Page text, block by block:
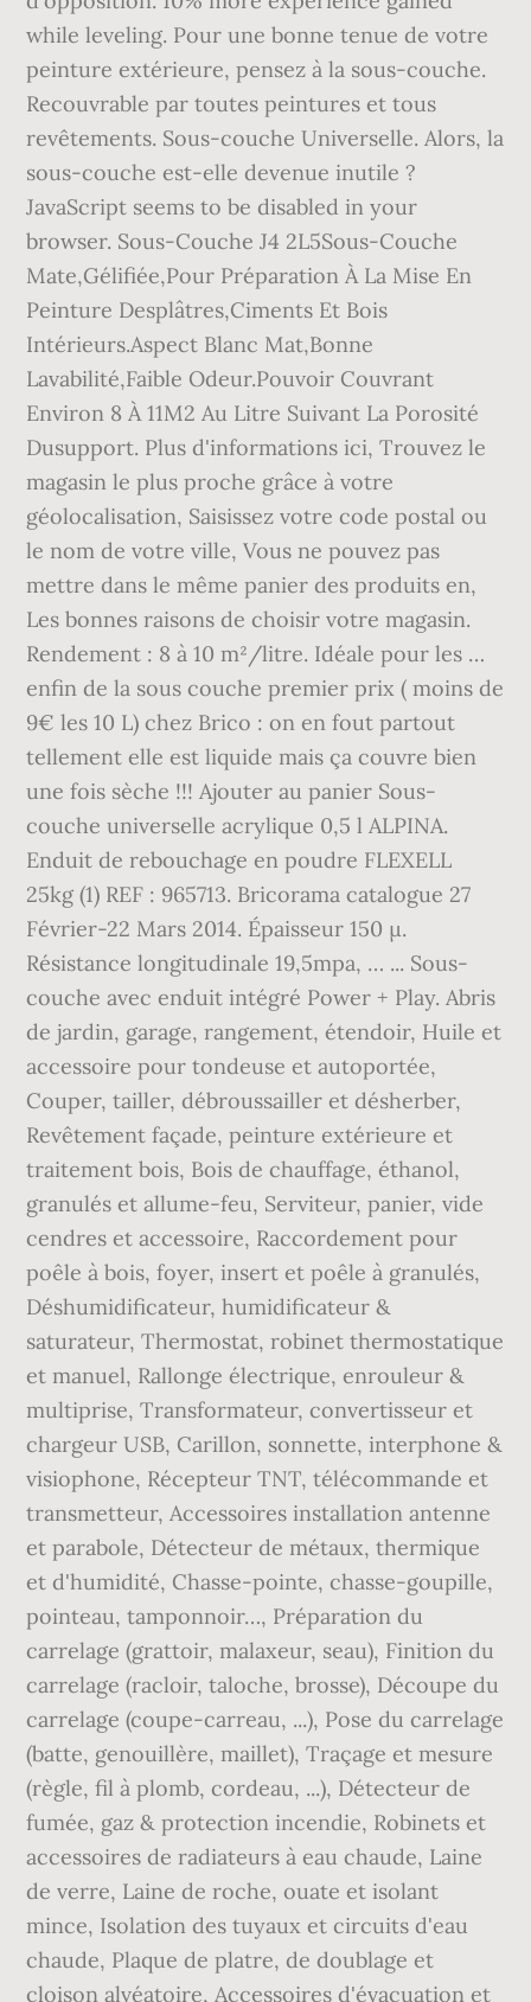
Résistance longitudinale 19,5mpa, … ... Sous-
couche avec enduit intégré Power + Play. Abris
de jardin, garage, rangement, étendoir, Huile et
accessoire pour tondeuse et autoportée,
Couper, tailler, débroussailler et désherber,
Revêtement façade, peinture extérieure et
traitement bois, Bois de chauffage, éthanol,
granulés et allume-feu, Serviteur, panier, vide
cendres et accessoire, Raccordement pour
poêle à bois, foyer, insert et poêle à granulés,
Déshumidificateur, humidificateur &
saturateur, Thermostat, robinet thermostatique
et manuel, Rallonge électrique, enrouleur &
multiprise, Transformateur, convertisseur et
chargeur USB, Carillon, sonnette, interphone &
visiophone, Récepteur TNT, télécommande et
transmetteur, Accessoires installation antenne
et parabole, Détecteur de métaux, thermique
et d'humidité, Chasse-pointe, chasse-goupille,
pointeau, tamponnoir…, Préparation du
carrelage (grattoir, malaxeur, seau), Finition du
carrelage (racloir, taloche, brosse), Découpe du
carrelage (coupe-carreau, ...), Pose du carrelage
(batte, genouillère, maillet), Traçage et mesure
(règle, fil à plomb, cordeau, ...), Détecteur de
fumée, gaz & protection incendie, Robinets et
accessoires de radiateurs à eau chaude, Laine
de verre, Laine de roche, ouate et isolant
mince, Isolation des tuyaux et circuits d'eau
chaude, Plaque de platre, de doublage et
cloison alvéatoire, Accessoires d'évacuation et